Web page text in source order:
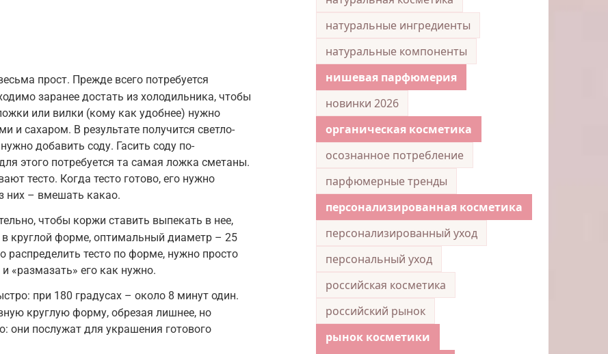
прост. Прежде всего потребуется
заранее достать из холодильника, чтобы
или вилки (кому как удобнее) нужно
и сахаром. В результате получится светло-
добавить соду. Гасить соду по-
этого потребуется та самая ложка сметаны.
тесто. Когда тесто готово, его нужно
них – вмешать какао.
чтобы коржи ставить выпекать в нее,
круглой форме, оптимальный диаметр – 25
тесто по форме, нужно просто
«размазать» его как нужно.
при 180 градусах – около 8 минут один.
круглую форму, обрезая лишнее, но
они послужат для украшения готового
натуральные ингредиенты
натуральные компоненты
нишевая парфюмерия
новинки 2026
органическая косметика
осознанное потребление
парфюмерные тренды
персонализированная косметика
персонализированный уход
персональный уход
российская косметика
российский рынок
рынок косметики